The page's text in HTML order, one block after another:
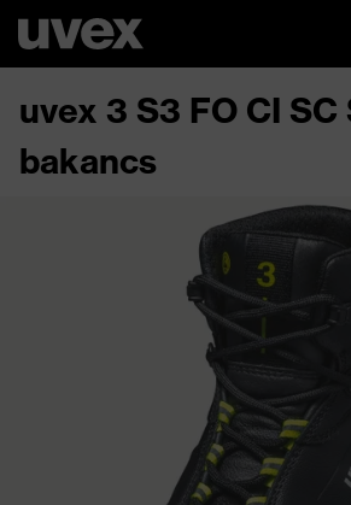
uvex 3 S3 FO CI SC
bakancs